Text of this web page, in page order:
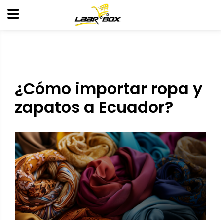
¿Cómo importar ropa y
zapatos a Ecuador?